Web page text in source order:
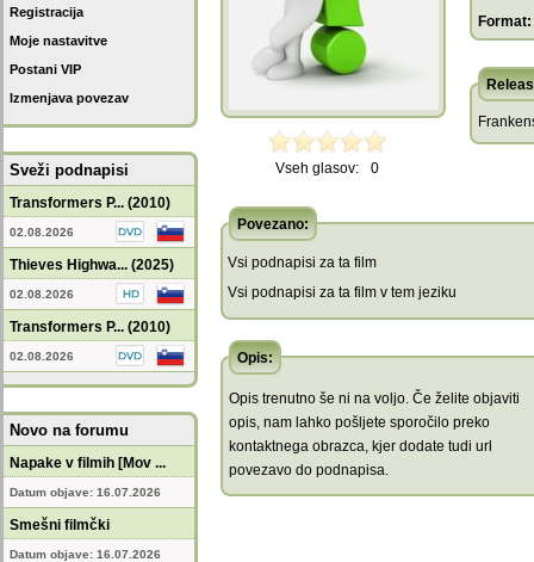
Registracija
Moje nastavitve
Postani VIP
Izmenjava povezav
Sveži podnapisi
Transformers P... (2010)
02.08.2026
Thieves Highwa... (2025)
02.08.2026
Transformers P... (2010)
02.08.2026
Novo na forumu
Napake v filmih [Mov ...
Datum objave: 16.07.2026
Smešni filmčki
Datum objave: 16.07.2026
Vseh glasov: 0
Format:
Povezano:
Vsi podnapisi za ta film
Vsi podnapisi za ta film v tem jeziku
Opis:
Opis trenutno še ni na voljo. Če želite objaviti
opis, nam lahko pošljete sporočilo preko
kontaktnega obrazca, kjer dodate tudi url
povezavo do podnapisa.